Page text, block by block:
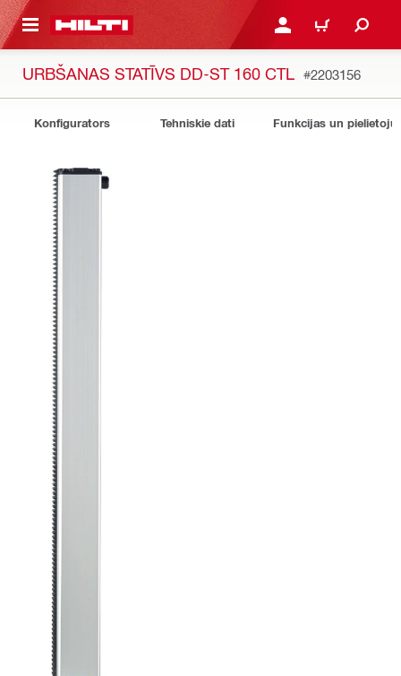
SATURU PIESLĒGTIES VAI
IEPIRKŠANĀS
URBŠANAS STATĪVS DD-ST 160 CTL #2203156
Konfigurators Tehniskie dati Funkcijas un